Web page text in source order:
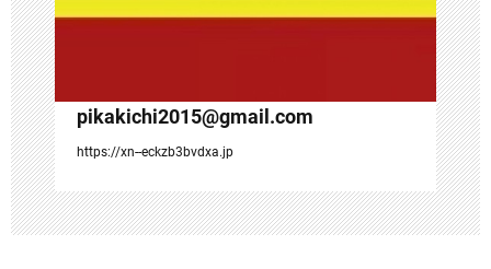
pikakichi2015@gmail.com
https://xn--eckzb3bvdxa.jp